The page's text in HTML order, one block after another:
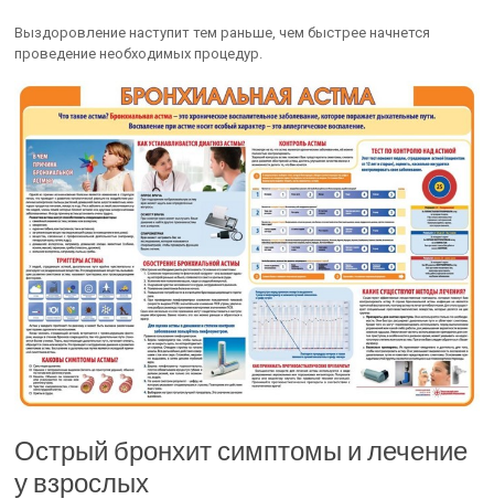
Выздоровление наступит тем раньше, чем быстрее начнется
проведение необходимых процедур.
Острый бронхит симптомы и лечение
у взрослых